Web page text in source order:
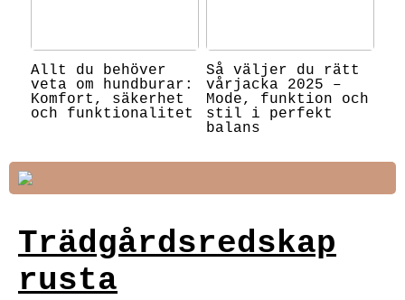
Allt du behöver
veta om hundburar:
Komfort, säkerhet
och funktionalitet
Så väljer du rätt
vårjacka 2025 –
Mode, funktion och
stil i perfekt
balans
Trädgårdsredskap
rusta